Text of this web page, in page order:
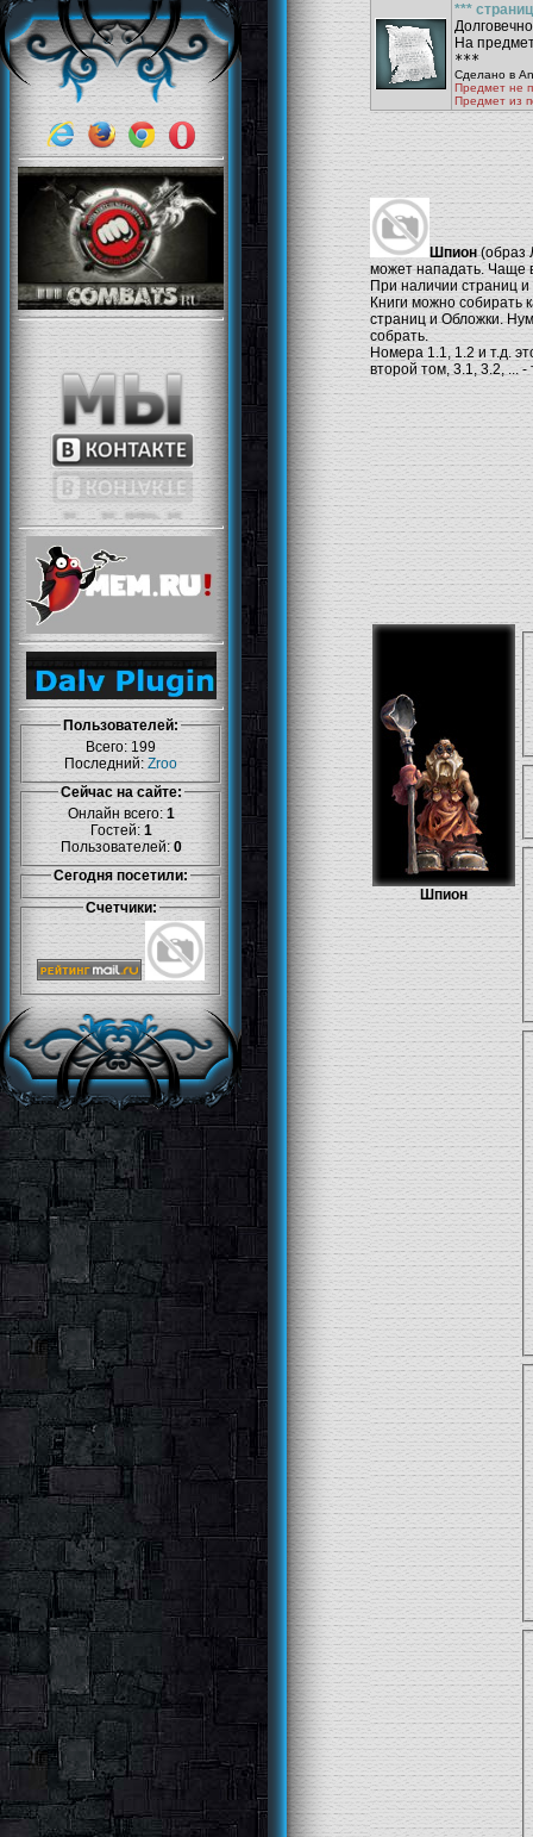
Пользователей:
Всего: 199
Последний:Zroo
Сейчас на сайте:
Онлайн всего:1
Гостей: 1
Пользователей:0
Сегодня посетили:
Счетчики:
***
На
***
Сделано в
Предмет не
Предмет из
Шпион(образ
может нападать. Чаще
При наличии страниц
Книги можно собирать
страниц и Обложки.
собрать.
Номера 1.1, 1.2 и т.д.
второй том, 3.1, 3.2, ...
Шпион